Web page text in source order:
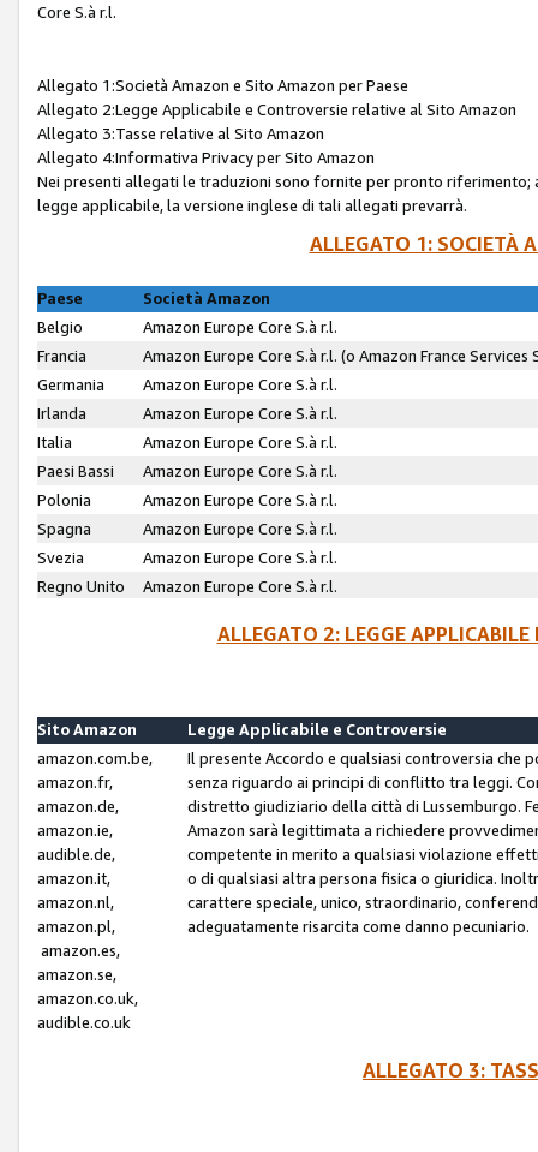
Core S.à r.l.
Allegato 1:Società Amazon e Sito Amazon per Paese
Allegato 2:Legge Applicabile e Controversie relative al Sito Amazon
Allegato 3:Tasse relative al Sito Amazon
Allegato 4:Informativa Privacy per Sito Amazon
Nei presenti allegati le traduzioni sono fornite per pronto riferimento;
legge applicabile, la versione inglese di tali allegati prevarrà.
ALLEGATO 1: SOCIETÀ
Paese
Società Amazon
Belgio
Amazon Europe Core S.à r.l.
Francia
Amazon Europe Core S.à r.l. (o Amazon France
Germania
Amazon Europe Core S.à r.l.
Irlanda
Amazon Europe Core S.à r.l.
Italia
Amazon Europe Core S.à r.l.
Paesi Bassi
Amazon Europe Core S.à r.l.
Polonia
Amazon Europe Core S.à r.l.
Spagna
Amazon Europe Core S.à r.l.
Svezia
Amazon Europe Core S.à r.l.
Regno Unito
Amazon Europe Core S.à r.l.
ALLEGATO 2: LEGGE
Sito Amazon
Legge Applicabile e Controversie
amazon.com.be,
amazon.fr,
amazon.de,
amazon.ie,
audible.de,
amazon.it,
amazon.nl,
amazon.pl,
amazon.es,
amazon.se,
amazon.co.uk,
audible.co.uk
Il presente Accordo e qualsiasi controversia che
senza riguardo ai principi di conflitto tra leggi.
distretto giudiziario della città di Lussemburgo.
Amazon sarà legittimata a richiedere
competente in merito a qualsiasi violazione
o di qualsiasi altra persona fisica o giuridica.
carattere speciale, unico, straordinario,
adeguatamente risarcita come danno pecuniario.
ALLEGATO 3: